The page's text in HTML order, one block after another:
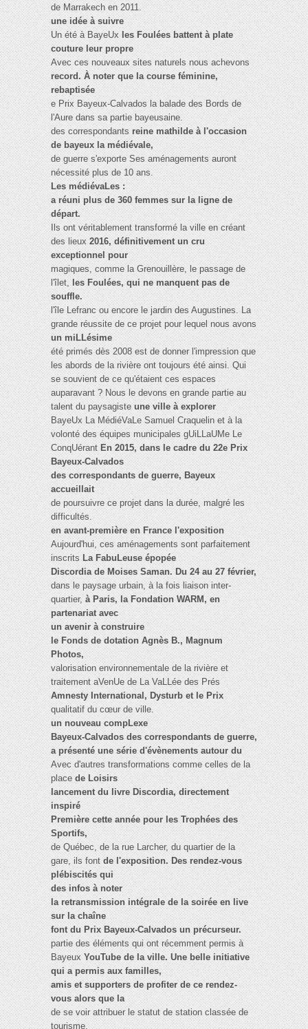
de Marrakech en 2011.
une idée à suivre
Un été à BayeUx les Foulées battent à plate
couture leur propre
Avec ces nouveaux sites naturels nous achevons
record. À noter que la course féminine,
rebaptisée
e Prix Bayeux-Calvados la balade des Bords de
l'Aure dans sa partie bayeusaine.
des correspondants reine mathilde à l'occasion
de bayeux la médiévale,
de guerre s'exporte Ses aménagements auront
nécessité plus de 10 ans.
Les médiévaLes :
a réuni plus de 360 femmes sur la ligne de
départ.
Ils ont véritablement transformé la ville en créant
des lieux2016, définitivement un cru
exceptionnel pour
magiques, comme la Grenouillère, le passage de
l'îlet, les Foulées, qui ne manquent pas de
souffle.
l'île Lefranc ou encore le jardin des Augustines. La
grande réussite de ce projet pour lequel nous avons
un miLLésime
été primés dès 2008 est de donner l'impression que
les abords de la rivière ont toujours été ainsi. Qui
se souvient de ce qu'étaient ces espaces
auparavant ? Nous le devons en grande partie au
talent du paysagisteune ville à explorer
BayeUx La MédiéVaLe Samuel Craquelin et à la
volonté des équipes municipales gUiLLaUMe Le
ConqUérantEn 2015, dans le cadre du 22e Prix
Bayeux-Calvados
des correspondants de guerre, Bayeux
accueillait
de poursuivre ce projet dans la durée, malgré les
difficultés.
en avant-première en France l'exposition
Aujourd'hui, ces aménagements sont parfaitement
inscrits La FabuLeuse épopée
Discordia de Moises Saman. Du 24 au 27 février,
dans le paysage urbain, à la fois liaison inter-
quartier,à Paris, la Fondation WARM, en
partenariat avec
un avenir à construire
le Fonds de dotation Agnès B., Magnum
Photos,
valorisation environnementale de la rivière et
traitement aVenUe de La VaLLée des Prés
Amnesty International, Dysturb et le Prix
qualitatif du cœur de ville.
un nouveau compLexe
Bayeux-Calvados des correspondants de guerre,
a présenté une série d'évènements autour du
Avec d'autres transformations comme celles de la
placede Loisirs
lancement du livre Discordia, directement
inspiré
Première cette année pour les Trophées des
Sportifs,
de Québec, de la rue Larcher, du quartier de la
gare, ils fontde l'exposition. Des rendez-vous
plébiscités qui
des infos à noter
la retransmission intégrale de la soirée en live
sur la chaîne
font du Prix Bayeux-Calvados un précurseur.
partie des éléments qui ont récemment permis à
BayeuxYouTube de la ville. Une belle initiative
qui a permis aux familles,
amis et supporters de profiter de ce rendez-
vous alors que la
de se voir attribuer le statut de station classée de
tourisme.